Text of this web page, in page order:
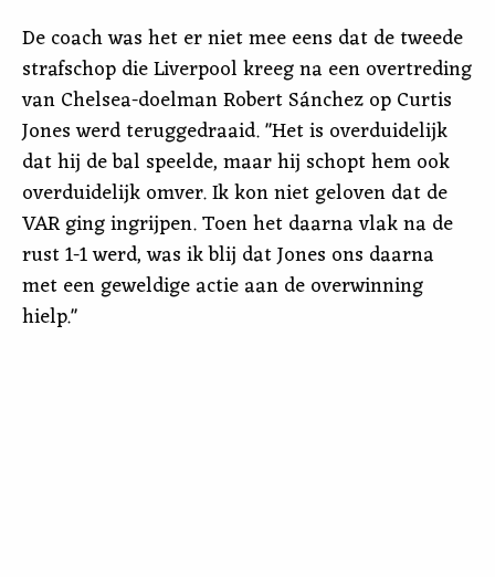
De coach was het er niet mee eens dat de tweede
strafschop die Liverpool kreeg na een overtreding
van Chelsea-doelman Robert Sánchez op Curtis
Jones werd teruggedraaid. "Het is overduidelijk
dat hij de bal speelde, maar hij schopt hem ook
overduidelijk omver. Ik kon niet geloven dat de
VAR ging ingrijpen. Toen het daarna vlak na de
rust 1-1 werd, was ik blij dat Jones ons daarna
met een geweldige actie aan de overwinning
hielp."